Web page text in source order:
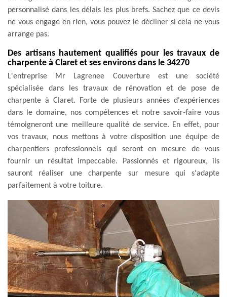
personnalisé dans les délais les plus brefs. Sachez que ce devis
ne vous engage en rien, vous pouvez le décliner si cela ne vous
arrange pas.
Des artisans hautement qualifiés pour les travaux de
charpente à Claret et ses environs dans le 34270
L'entreprise Mr Lagrenee Couverture est une société
spécialisée dans les travaux de rénovation et de pose de
charpente à Claret. Forte de plusieurs années d'expériences
dans le domaine, nos compétences et notre savoir-faire vous
témoigneront une meilleure qualité de service. En effet, pour
vos travaux, nous mettons à votre disposition une équipe de
charpentiers professionnels qui seront en mesure de vous
fournir un résultat impeccable. Passionnés et rigoureux, ils
sauront réaliser une charpente sur mesure qui s'adapte
parfaitement à votre toiture.